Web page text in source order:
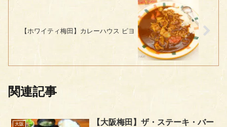
【ホワイティ梅田】カレーハウス ピヨ
関連記事
大阪 【大阪梅田】ザ・ステーキ・バー